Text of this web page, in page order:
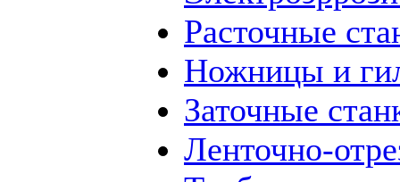
Расточные
Ножницы и
Заточные
Ленточно-